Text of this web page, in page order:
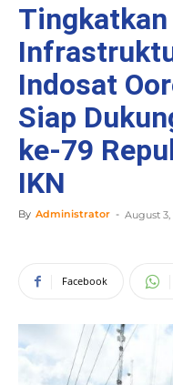
Indosat
Siap
ke-79
IKN
By Administrator - August 3,
Facebook